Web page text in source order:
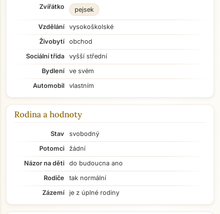
Přejít na hlavní obsah
Zvířátko
pejsek
Vzdělání
vysokoškolské
Živobytí
obchod
Sociální třída
vyšší střední
Bydlení
ve svém
Automobil
vlastním
Rodina a hodnoty
Stav
svobodný
Potomci
žádní
Názor na děti
do budoucna ano
Rodiče
tak normální
Zázemí
je z úplné rodiny